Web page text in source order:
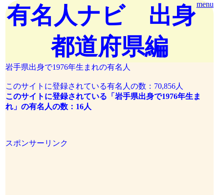
menu
有名人ナビ 出身
都道府県編
岩手県出身で1976年生まれの有名人
このサイトに登録されている有名人の数：70,856人
このサイトに登録されている「岩手県出身で1976年生ま
れ」の有名人の数：16人
スポンサーリンク